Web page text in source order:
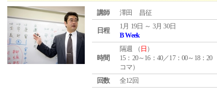
講師 澤田 昌征
日程
1月 19日 ～ 3月 30日
B Week
時間
隔週 （ 日 ）
15：20～16：40／17：00～18：20
コマ）
回数
全12回